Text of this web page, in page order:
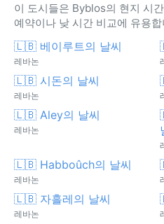
이 도시들은 Byblos의 현지
예약이나 낮 시간 비교에 유용합
🇱🇧 베이루트의 날씨
레바논
🇱🇧 시돈의 날씨
레바논
🇱🇧 Aley의 날씨
레바논
🇱🇧 Habboûch의 날씨
레바논
🇱🇧 자흘레의 날씨
레바논